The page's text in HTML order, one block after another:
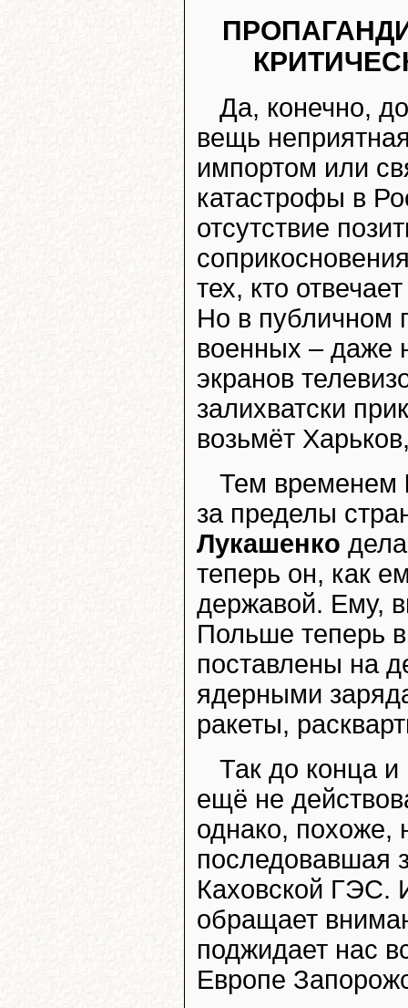
Да, конечно,
вещь
импортом или
катастрофы в
отсутствие
тех, кто
Но в публичном
военных – даже
экранов
залихватски
возьмёт
Тем временем
за пределы
Лукашенко
теперь он, как
державой. Ему,
Польше теперь в
поставлены на
ядерными
ракеты,
Так до конца
ещё не
однако, похоже,
последовавшая
Каховской ГЭС.
обращает
поджидает нас
Европе